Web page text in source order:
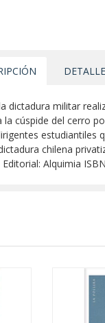
dictadura militar
cúspide del cerro
chilena
Alquimia